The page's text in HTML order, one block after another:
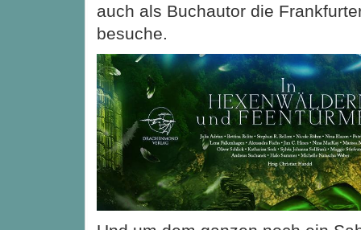
auch als Buchautor die
besuche.